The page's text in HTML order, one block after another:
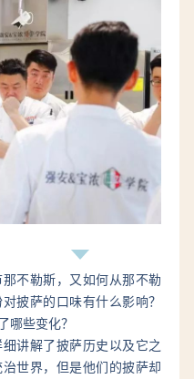
不勒斯，又如何从那不勒
披萨的口味有什么影响？
哪些变化？
讲解了披萨历史以及它之
世界，但是他们的披萨却